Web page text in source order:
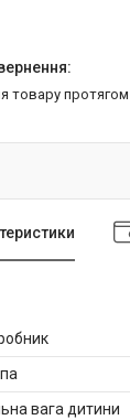
товару протягом
вага дитини